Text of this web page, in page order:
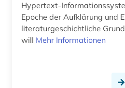
Hypertext-
Epoche der Aufklärung und
literaturgeschichtliche
will Mehr Informationen